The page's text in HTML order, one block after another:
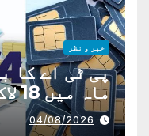
خبر و نظر
ماہ میں 18 لاکھ سے زائد سمز بلاک
04/08/2026